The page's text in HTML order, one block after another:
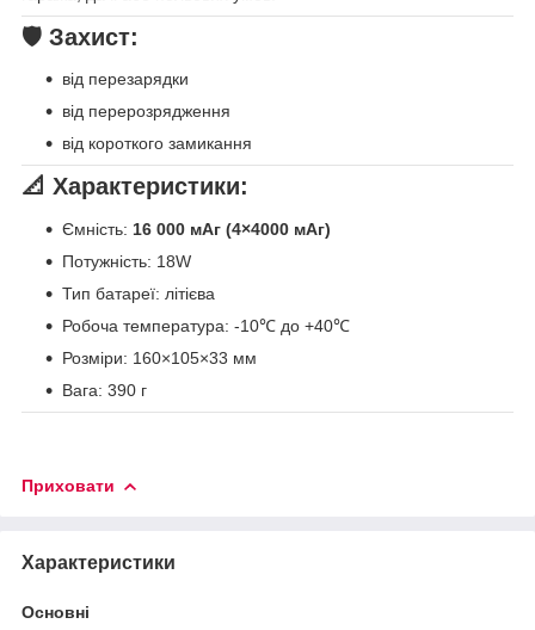
🛡 Захист:
від перезарядки
від перерозрядження
від короткого замикання
📐 Характеристики:
Ємність: 16 000 мАг (4×4000 мАг)
Потужність: 18W
Тип батареї: літієва
Робоча температура: -10℃ до +40℃
Розміри: 160×105×33 мм
Вага: 390 г
Приховати
Характеристики
Основні